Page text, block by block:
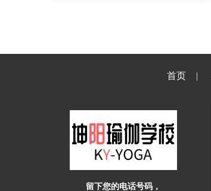
首页
留下您的电话号码，